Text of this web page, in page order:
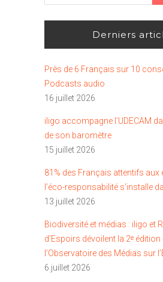
Derniers
Près de 6 Français sur 10
Podcasts audio
16 juillet 2026
iligo accompagne l’UDECAM
de son baromètre
15 juillet 2026
81% des Français attentifs aux
l’éco-responsabilité s’installe
13 juillet 2026
Biodiversité et médias : iligo et
d’Espoirs dévoilent la 2ᵉ édition
l’Observatoire des Médias sur
6 juillet 2026